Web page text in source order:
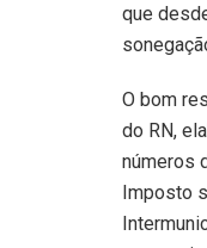
que
O bom
do RN,
números
Imposto